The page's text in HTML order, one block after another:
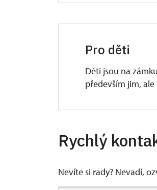
Pro děti
Děti jsou na
především jim,
Rychlý
Nevíte si rady? Nevadí,